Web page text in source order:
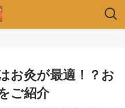
お灸が最適！？お
ご紹介